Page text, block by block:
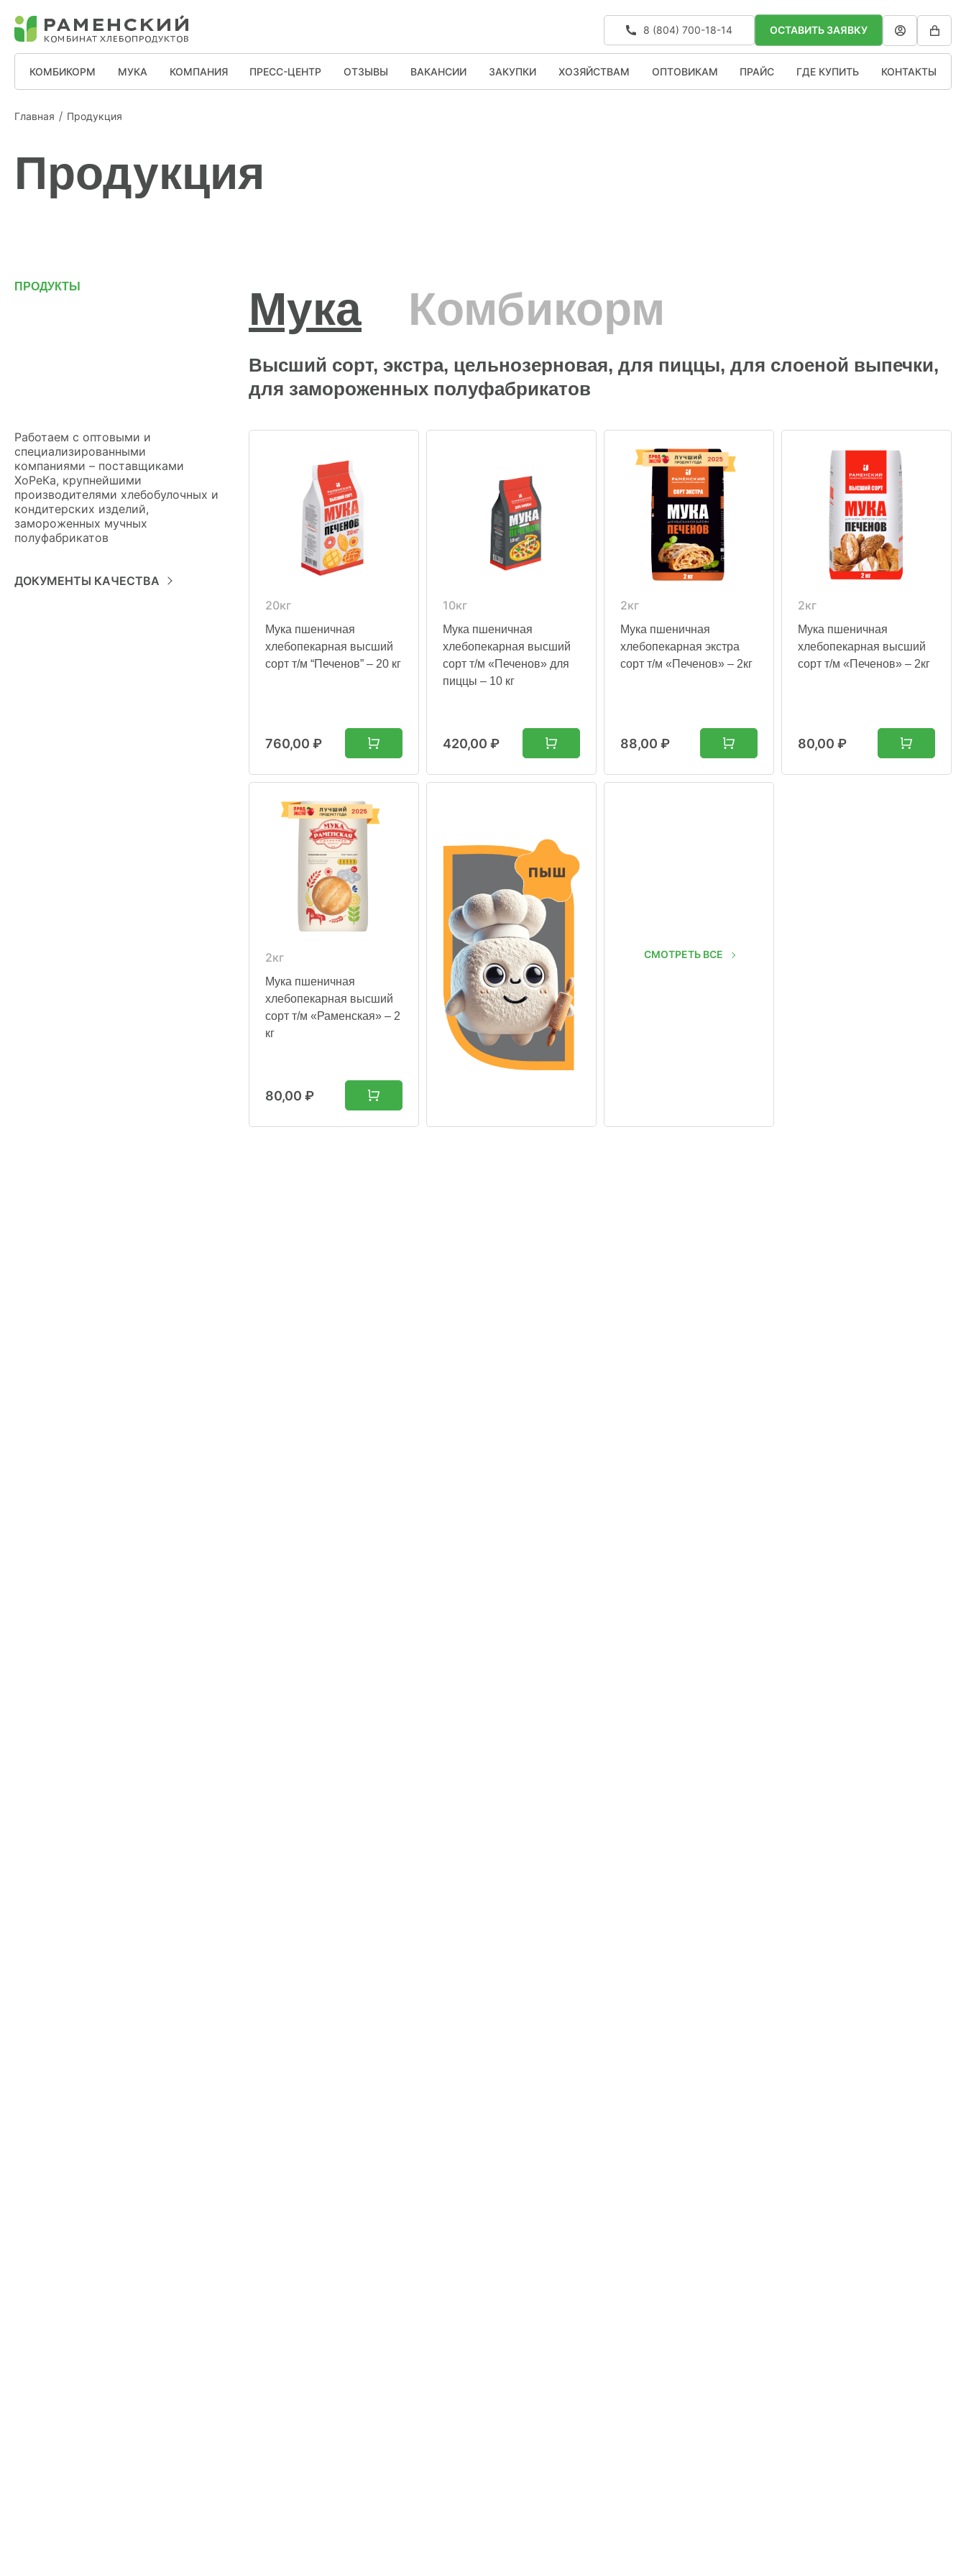
8 (804) 700-18-14 ОСТАВИТЬ ЗАЯВКУ
КОМБИКОРМ МУКА КОМПАНИЯ ПРЕСС-ЦЕНТР ОТЗЫВЫ ВАКАНСИИ ЗАКУПКИ ХОЗЯЙСТВАМ ОПТОВИКАМ ПРАЙС ГДЕ КУПИТЬ КОНТАКТЫ
Главная Продукция
Продукция
ПРОДУКТЫ Мука Комбикорм
Высший сорт, экстра, цельнозерновая, для пиццы, для слоеной выпечки,
для замороженных полуфабрикатов
Работаем с оптовыми и
специализированными
компаниями – поставщиками
ХоРеКа, крупнейшими
производителями хлебобулочных и
кондитерских изделий,
замороженных мучных
полуфабрикатов
ДОКУМЕНТЫ КАЧЕСТВА
20кг
Мука пшеничная
хлебопекарная высший
сорт т/м “Печенов” – 20 кг
760,00 ₽
10кг
Мука пшеничная
хлебопекарная высший
сорт т/м «Печенов» для
пиццы – 10 кг
420,00 ₽
2кг
Мука пшеничная
хлебопекарная экстра
сорт т/м «Печенов» – 2кг
88,00 ₽
2кг
Мука пшеничная
хлебопекарная высший
сорт т/м «Печенов» – 2кг
80,00 ₽
2кг
Мука пшеничная
хлебопекарная высший
сорт т/м «Раменская» – 2
кг
80,00 ₽
СМОТРЕТЬ ВСЕ